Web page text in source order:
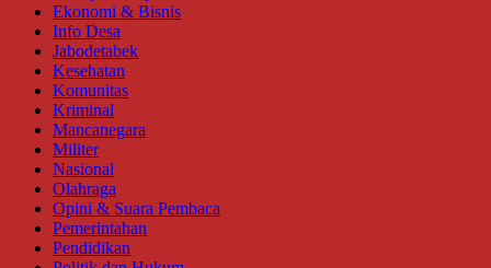
Ekonomi & Bisnis
Info Desa
Jabodetabek
Kesehatan
Komunitas
Kriminal
Mancanegara
Militer
Nasional
Olahraga
Opini & Suara Pembaca
Pemerintahan
Pendidikan